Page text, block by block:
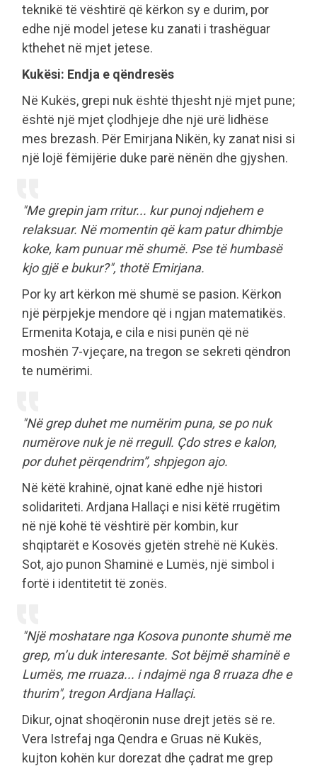
teknikë të vështirë që kërkon sy e durim, por
edhe një model jetese ku zanati i trashëguar
kthehet në mjet jetese.
Kukësi: Endja e qëndresës
Në Kukës, grepi nuk është thjesht një mjet pune;
është një mjet çlodhjeje dhe një urë lidhëse
mes brezash. Për Emirjana Nikën, ky zanat nisi si
një lojë fëmijërie duke parë nënën dhe gjyshen.
"Me grepin jam rritur... kur punoj ndjehem e
relaksuar. Në momentin që kam patur dhimbje
koke, kam punuar më shumë. Pse të humbasë
kjo gjë e bukur?", thotë Emirjana.
Por ky art kërkon më shumë se pasion. Kërkon
një përpjekje mendore që i ngjan matematikës.
Ermenita Kotaja, e cila e nisi punën që në
moshën 7-vjeçare, na tregon se sekreti qëndron
te numërimi.
"Në grep duhet me numërim puna, se po nuk
numërove nuk je në rregull. Çdo stres e kalon,
por duhet përqendrim”, shpjegon ajo.
Në këtë krahinë, ojnat kanë edhe një histori
solidariteti. Ardjana Hallaçi e nisi këtë rrugëtim
në një kohë të vështirë për kombin, kur
shqiptarët e Kosovës gjetën strehë në Kukës.
Sot, ajo punon Shaminë e Lumës, një simbol i
fortë i identitetit të zonës.
"Një moshatare nga Kosova punonte shumë me
grep, m’u duk interesante. Sot bëjmë shaminë e
Lumës, me rruaza... i ndajmë nga 8 rruaza dhe e
thurim", tregon Ardjana Hallaçi.
Dikur, ojnat shoqëronin nuse drejt jetës së re.
Vera Istrefaj nga Qendra e Gruas në Kukës,
kujton kohën kur dorezat dhe çadrat me grep